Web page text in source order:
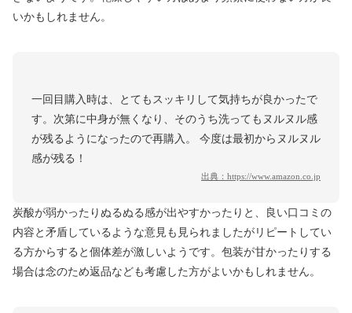
いかもしれません。
一回目購入時は、とてもスッキリして気持ちが良かったで
す。次第に中身が無くなり、そのうち洗ってもヌルヌル感
が残るようになったので再購入。 今度は最初からヌルヌル
感が残る！
出典： https://www.amazon.co.jp
炭酸が弱かったりぬるぬる感が出やすかったりと、良い口コミの
内容と矛盾しているような意見も見られましたがリピートしてい
る方からすると個体差が激しいようです。包装が甘かったりする
場合は念のため返品なども考慮した方がよいかもしれません。